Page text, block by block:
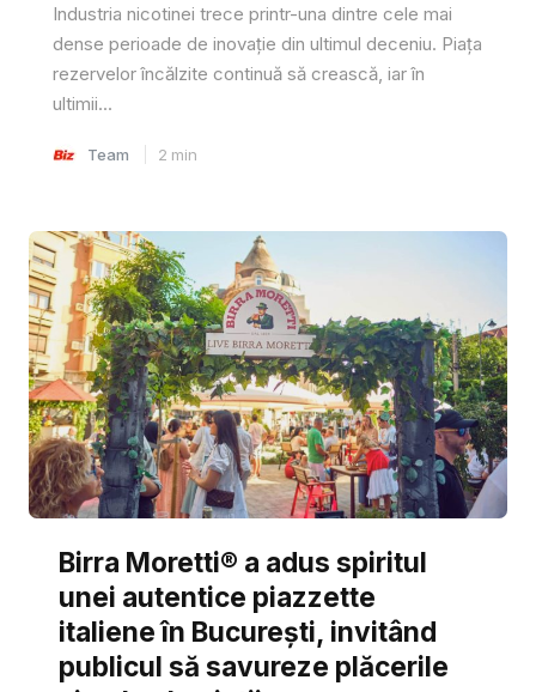
Industria nicotinei trece printr-una dintre cele mai
dense perioade de inovație din ultimul deceniu. Piața
rezervelor încălzite continuă să crească, iar în
ultimii...
Team 2 min
Birra Moretti® a adus spiritul
unei autentice piazzette
italiene în București, invitând
publicul să savureze plăcerile